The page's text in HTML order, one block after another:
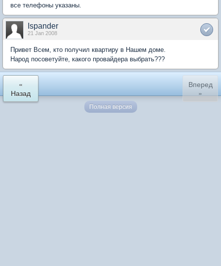
все телефоны указаны.
Ispander
21 Jan 2008
Привет Всем, кто получил квартиру в Нашем доме.
Народ посоветуйте, какого провайдера выбрать???
«
Назад
Вперед
»
Полная версия